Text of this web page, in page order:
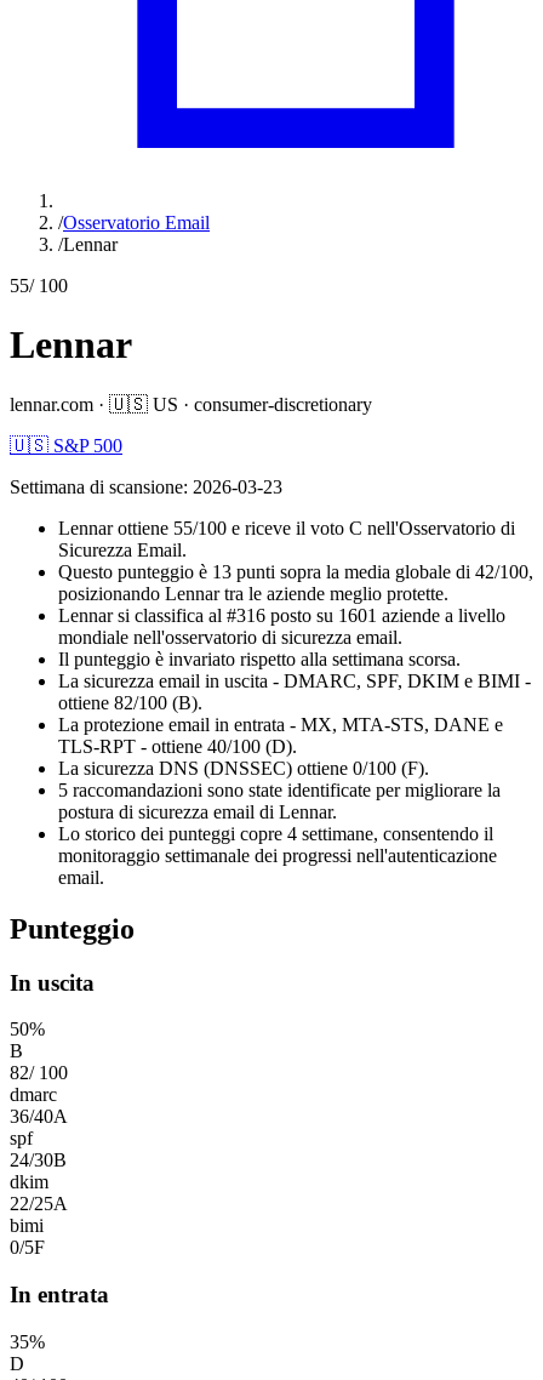
/Osservatorio Email
/Lennar
55/ 100
Lennar
lennar.com · 🇺🇸 US · consumer-discretionary
🇺🇸 S&P 500
Settimana di scansione: 2026-03-23
Lennar ottiene 55/100 e riceve il voto C nell'Osservatorio di
Sicurezza Email.
Questo punteggio è 13 punti sopra la media globale di 42/100,
posizionando Lennar tra le aziende meglio protette.
Lennar si classifica al #316 posto su 1601 aziende a livello
mondiale nell'osservatorio di sicurezza email.
Il punteggio è invariato rispetto alla settimana scorsa.
La sicurezza email in uscita - DMARC, SPF, DKIM e BIMI -
ottiene 82/100 (B).
La protezione email in entrata - MX, MTA-STS, DANE e
TLS-RPT - ottiene 40/100 (D).
La sicurezza DNS (DNSSEC) ottiene 0/100 (F).
5 raccomandazioni sono state identificate per migliorare la
postura di sicurezza email di Lennar.
Lo storico dei punteggi copre 4 settimane, consentendo il
monitoraggio settimanale dei progressi nell'autenticazione
email.
Punteggio
In uscita
50%
B
82/ 100
dmarc
36/40A
spf
24/30B
dkim
22/25A
bimi
0/5F
In entrata
35%
D